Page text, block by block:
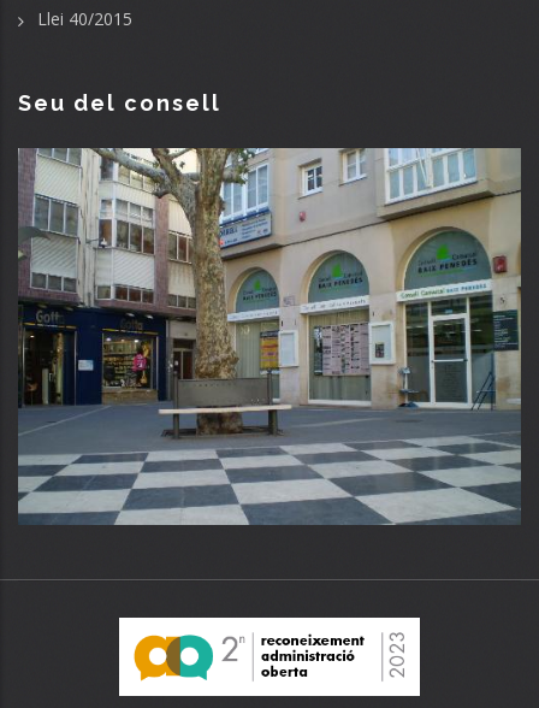
Llei 40/2015
Seu del consell